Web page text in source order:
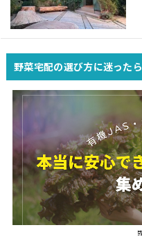
野菜宅配の選び方に迷ったら